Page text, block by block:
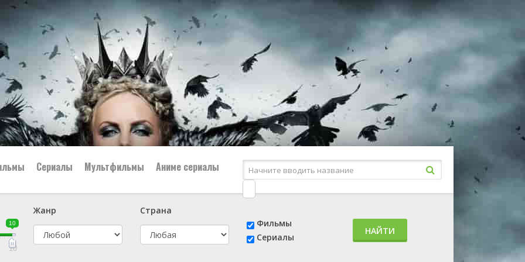
👨‍✈️ Военный
🕵️‍♂️ Детектив
Сериалы Мультфильмы Аниме сериалы
10
10
Жанр
Страна
Фильмы
Сериалы
НАЙТИ